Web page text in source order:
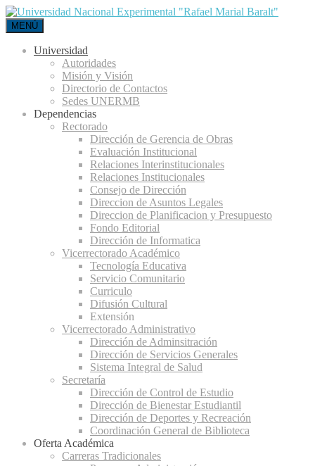
MENÚ
Universidad
Autoridades
Misión y Visión
Directorio de Contactos
Sedes UNERMB
Dependencias
Rectorado
Dirección de Gerencia de Obras
Evaluación Institucional
Relaciones Interinstitucionales
Relaciones Institucionales
Consejo de Dirección
Direccion de Asuntos Legales
Direccion de Planificacion y Presupuesto
Fondo Editorial
Dirección de Informatica
Vicerrectorado Académico
Tecnología Educativa
Servicio Comunitario
Curriculo
Difusión Cultural
Extensión
Vicerrectorado Administrativo
Dirección de Adminsitración
Dirección de Servicios Generales
Sistema Integral de Salud
Secretaría
Dirección de Control de Estudio
Dirección de Bienestar Estudiantil
Dirección de Deportes y Recreación
Coordinación General de Biblioteca
Oferta Académica
Carreras Tradicionales